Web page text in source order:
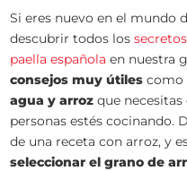
Si eres nuevo en el mundo
descubrir todos los
paella española en nuestra
consejos muy útiles como
agua y arroz que
personas estés cocinando.
de una receta con arroz, y
seleccionar el grano de